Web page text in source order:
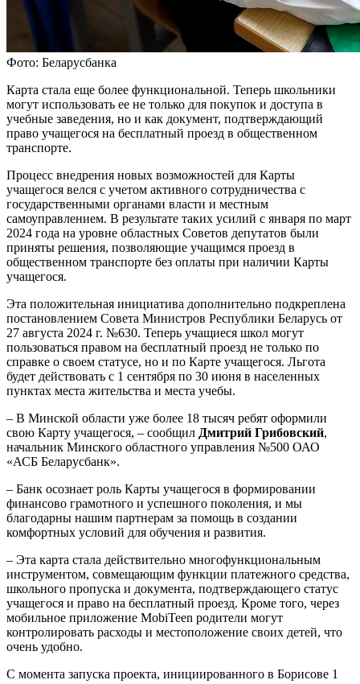
Фото: Беларусбанка
Карта стала еще более функциональной. Теперь школьники
могут использовать ее не только для покупок и доступа в
учебные заведения, но и как документ, подтверждающий
право учащегося на бесплатный проезд в общественном
транспорте.
Процесс внедрения новых возможностей для Карты
учащегося велся с учетом активного сотрудничества с
государственными органами власти и местным
самоуправлением. В результате таких усилий с января по март
2024 года на уровне областных Советов депутатов были
приняты решения, позволяющие учащимся проезд в
общественном транспорте без оплаты при наличии Карты
учащегося.
Эта положительная инициатива дополнительно подкреплена
постановлением Совета Министров Республики Беларусь от
27 августа 2024 г. №630. Теперь учащиеся школ могут
пользоваться правом на бесплатный проезд не только по
справке о своем статусе, но и по Карте учащегося. Льгота
будет действовать с 1 сентября по 30 июня в населенных
пунктах места жительства и места учебы.
– В Минской области уже более 18 тысяч ребят оформили
свою Карту учащегося, – сообщил Дмитрий Грибовский,
начальник Минского областного управления №500 ОАО
«АСБ Беларусбанк».
– Банк осознает роль Карты учащегося в формировании
финансово грамотного и успешного поколения, и мы
благодарны нашим партнерам за помощь в создании
комфортных условий для обучения и развития.
– Эта карта стала действительно многофункциональным
инструментом, совмещающим функции платежного средства,
школьного пропуска и документа, подтверждающего статус
учащегося и право на бесплатный проезд. Кроме того, через
мобильное приложение MobiTeen родители могут
контролировать расходы и местоположение своих детей, что
очень удобно.
С момента запуска проекта, инициированного в Борисове 1